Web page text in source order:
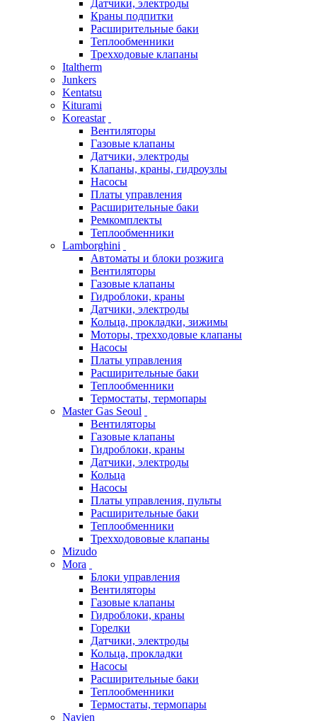
Датчики, электроды
Краны подпитки
Расширительные баки
Теплообменники
Трехходовые клапаны
Italtherm
Junkers
Kentatsu
Kiturami
Koreastar
Вентиляторы
Газовые клапаны
Датчики, электроды
Клапаны, краны, гидроузлы
Насосы
Платы управления
Расширительные баки
Ремкомплекты
Теплообменники
Lamborghini
Автоматы и блоки розжига
Вентиляторы
Газовые клапаны
Гидроблоки, краны
Датчики, электроды
Кольца, прокладки, зижимы
Моторы, трехходовые клапаны
Насосы
Платы управления
Расширительные баки
Теплообменники
Термостаты, термопары
Master Gas Seoul
Вентиляторы
Газовые клапаны
Гидроблоки, краны
Датчики, электроды
Кольца
Насосы
Платы управления, пульты
Расширительные баки
Теплообменники
Трехходововые клапаны
Mizudo
Mora
Блоки управления
Вентиляторы
Газовые клапаны
Гидроблоки, краны
Горелки
Датчики, электроды
Кольца, прокладки
Насосы
Расширительные баки
Теплообменники
Термостаты, термопары
Navien